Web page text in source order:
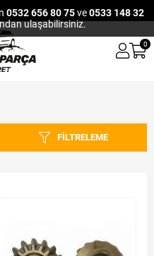
0532 656 80 75ve0533 148 32
ulaşabilirsiniz.
0
FILTRELEME